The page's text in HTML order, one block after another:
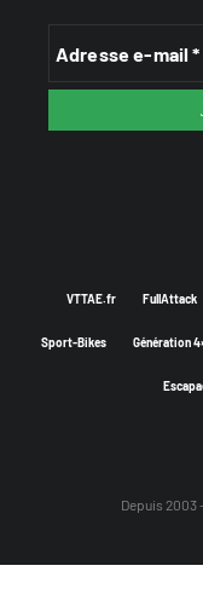
VTTAE.fr FullAttack
Sport-Bikes Génération
Depuis 2003